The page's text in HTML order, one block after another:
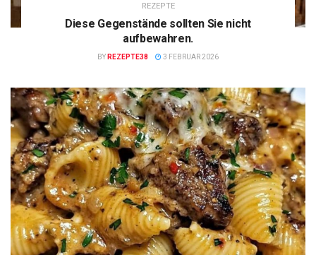
REZEPTE
Diese Gegenstände sollten Sie nicht
aufbewahren.
BY REZEPTE38 3 FEBRUAR 2026